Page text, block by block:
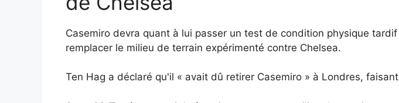
Casemiro devra quant à lui passer un test de condition physique
remplacer le milieu de terrain expérimenté contre Chelsea.
Ten Hag a déclaré qu'il « avait dû retirer Casemiro » à Londres,